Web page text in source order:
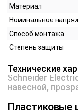
Материал
Номинальное
Способ монтажа
Степень защиты
Технические
Schneider
навесной,
Пластиковые